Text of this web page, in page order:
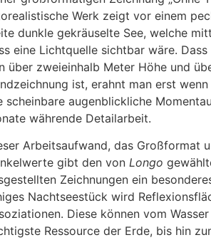
Werk zeigt vor einem
dunkle gekräuselte See, welche
eine Lichtquelle sichtbar wäre.
über zweieinhalb Meter Höhe und
ist, erahnt man erst
scheinbare augenblickliche
währende Detailarbeit.
Arbeitsaufwand, das Großformat
gibt den von Longo
Zeichnungen ein
Nachtseestück wird
Diese können vom
Ressource der Erde, bis hin